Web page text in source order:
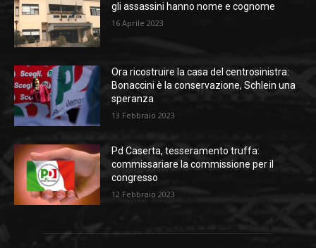
gli assassini hanno nome e cognome
16 Aprile 2023
Ora ricostruire la casa del centrosinistra:
Bonaccini è la conservazione, Schlein una
speranza
13 Febbraio 2023
Pd Caserta, tesseramento truffa:
commissariare la commissione per il
congresso
12 Febbraio 2023